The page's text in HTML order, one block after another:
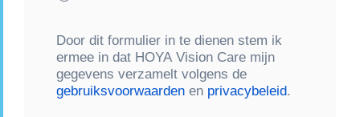
Door dit formulier in te dienen stem ik
ermee in dat HOYA Vision Care mijn
gegevens verzamelt volgens de
gebruiksvoorwaarden en privacybeleid.